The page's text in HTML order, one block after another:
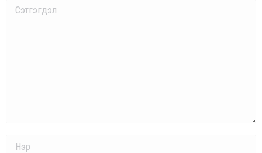
Comment